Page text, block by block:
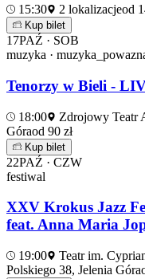
15:30 2 lokalizacjeod
Kup bilet
17PAŹ · SOB
muzyka ·
Tenorzy w Bieli -
18:00
Zdrojowy Teatr
Góraod 90 zł
Kup bilet
22PAŹ · CZW
festiwal
XXV Krokus Jazz
feat. Anna Maria
19:00
Teatr im.
Polskiego 38, Jelenia Góra